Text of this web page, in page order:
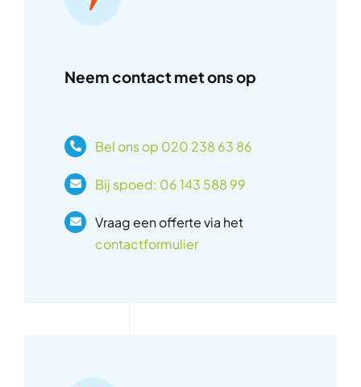
Neem contact met ons op
Bel ons op 020 238 63 86
Bij spoed: 06 143 588 99
Vraag een offerte via het
contactformulier